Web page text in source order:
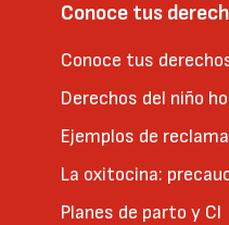
Conoce tus
Conoce tus
Derechos del niño
Ejemplos de
La oxitocina:
Planes de parto y CI